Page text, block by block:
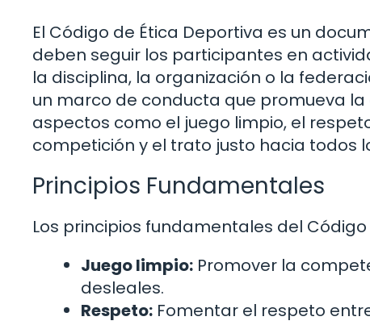
El Código de Ética Deportiva es un
deben seguir los participantes en
la disciplina, la organización o la
un marco de conducta que promueva
aspectos como el juego limpio, el
competición y el trato justo hacia todos
Principios Fundamentales
Los principios fundamentales del
Juego limpio: Promover la
desleales.
Respeto: Fomentar el respeto